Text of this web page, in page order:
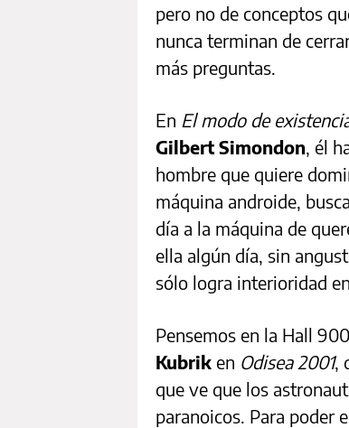
pero no de conceptos
nunca terminan de
más preguntas.
En El modo de
Gilbert Simondon, él
hombre que quiere
máquina androide,
día a la máquina de
ella algún día, sin
sólo logra interioridad
Pensemos en la Hall
Kubrik en Odisea 2001,
que ve que los
paranoicos. Para poder